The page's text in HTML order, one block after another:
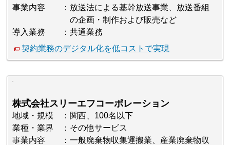
事業内容
放送法による基幹放送事業、放送番組
の企画・制作および販売など
導入業務
共通業務
契約業務のデジタル化を低コストで実現
株式会社スリーエフコーポレーション
地域・規模
関西、100名以下
業種・業界
その他サービス
事業内容
一般廃棄物収集運搬業、産業廃棄物収